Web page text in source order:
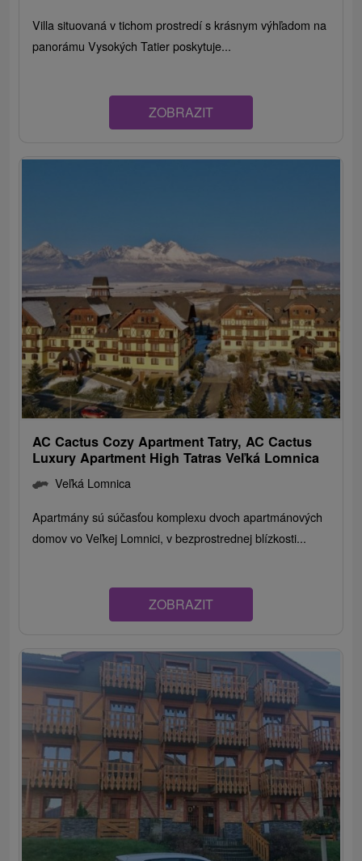
Villa situovaná v tichom prostredí s krásnym výhľadom na
panorámu Vysokých Tatier poskytuje...
ZOBRAZIT
AC Cactus Cozy Apartment Tatry, AC Cactus
Luxury Apartment High Tatras Veľká Lomnica
Veľká Lomnica
Apartmány sú súčasťou komplexu dvoch apartmánových
domov vo Veľkej Lomnici, v bezprostrednej blízkosti...
ZOBRAZIT